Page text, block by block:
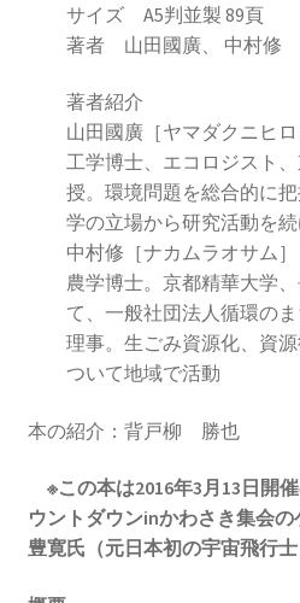
2023.3.12 第12回原発ゼロ
さき集会
2023.6.25（日）映画「原
原発をとめる農家たち」上
2023.10.8 原発ゼロへのカ
講演会開催
2024.3.10第13回原発ゼロへ
き集会
2025.3.23第14回原発ゼロへ
き集会開催
2026.3.15 第１５回原発ゼ
わさき集会開催
サイズ A5判並製 89頁
著者 山田國廣、 中村修
著者紹介
山田國廣［ヤマダクニヒロ
工学博士、エコロジスト
授。環境問題を総合的に
学の立場から研究活動を
中村修［ナカムラオサム］
農学博士。京都精華大学
て、一般社団法人循環の
理事。生ごみ資源化、資
ついて地域で活動
本の紹介：背戸柳 勝也
※この本は2016年3月13日開
ウントダウンinかわさき集会
豊寛氏（元日本初の宇宙飛行士